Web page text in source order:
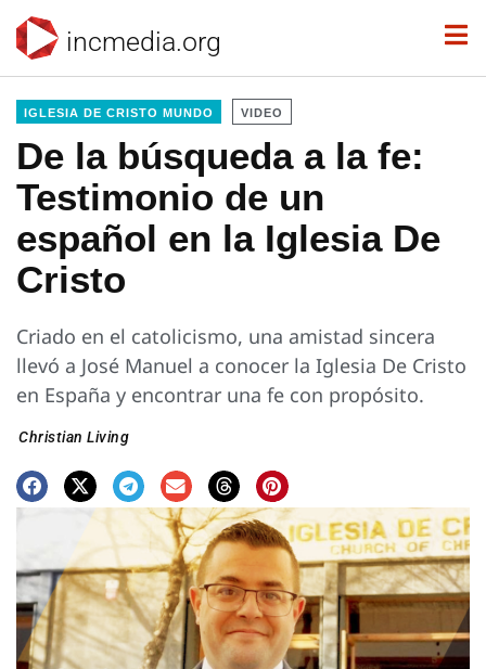
incmedia.org
IGLESIA DE CRISTO MUNDO VIDEO
De la búsqueda a la fe:
Testimonio de un
español en la Iglesia De
Cristo
Criado en el catolicismo, una amistad sincera
llevó a José Manuel a conocer la Iglesia De Cristo
en España y encontrar una fe con propósito.
Christian Living